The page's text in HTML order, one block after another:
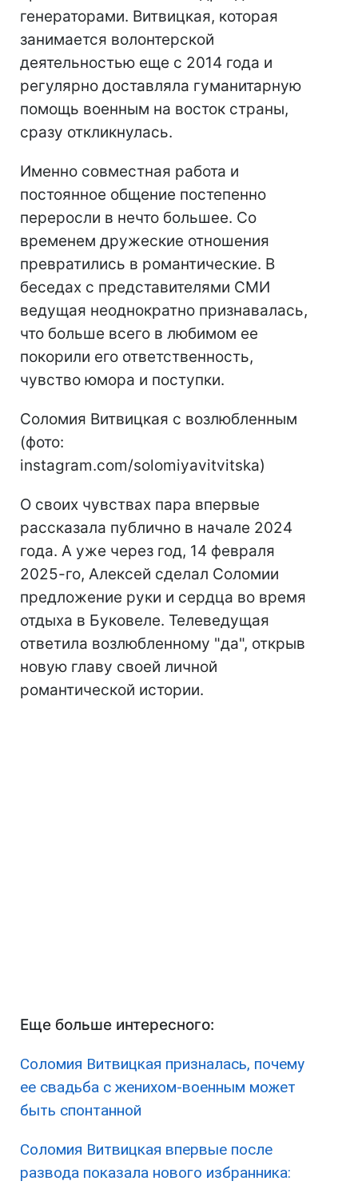
генераторами. Витвицкая, которая
занимается волонтерской
деятельностью еще с 2014 года и
регулярно доставляла гуманитарную
помощь военным на восток страны,
сразу откликнулась.
Именно совместная работа и
постоянное общение постепенно
переросли в нечто большее. Со
временем дружеские отношения
превратились в романтические. В
беседах с представителями СМИ
ведущая неоднократно признавалась,
что больше всего в любимом ее
покорили его ответственность,
чувство юмора и поступки.
Соломия Витвицкая с возлюбленным
(фото:
instagram.com/solomiyavitvitska)
О своих чувствах пара впервые
рассказала публично в начале 2024
года. А уже через год, 14 февраля
2025-го, Алексей сделал Соломии
предложение руки и сердца во время
отдыха в Буковеле. Телеведущая
ответила возлюбленному "да", открыв
новую главу своей личной
романтической истории.
Еще больше интересного:
Соломия Витвицкая призналась, почему
ее свадьба с женихом-военным может
быть спонтанной
Соломия Витвицкая впервые после
развода показала нового избранника: